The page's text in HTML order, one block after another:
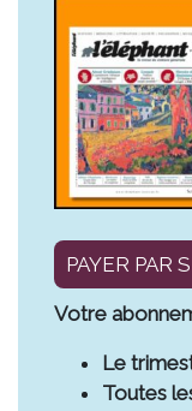
PAYER PAR
Votre
Le
Toutes